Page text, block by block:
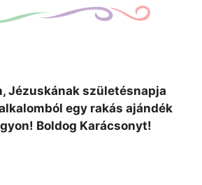
Jézuskának születésnapja
egy rakás ajándék
Boldog Karácsonyt!